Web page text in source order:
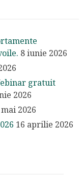
8 iunie 2026
gratuit
2026
2026
16 aprilie 2026